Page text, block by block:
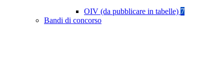
OIV (da pubblicare in tabelle) 7
Bandi di concorso